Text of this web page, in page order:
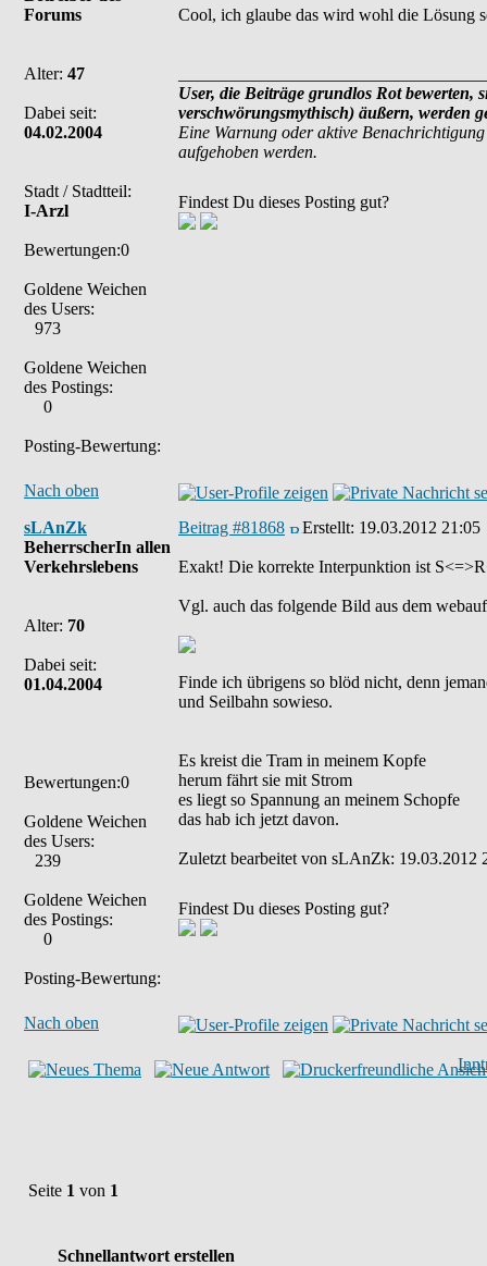
Forums
Alter: 47
Dabei seit:
04.02.2004
Stadt / Stadtteil:
I-Arzl
Bewertungen:0
Goldene Weichen
des Users:
973
Goldene Weichen
des Postings:
0
Posting-Bewertung:
Cool, ich glaube das wird wohl die Lösung
User, die Beiträge grundlos Rot bewerten,
verschwörungsmythisch) äußern, werden
Eine Warnung oder aktive
aufgehoben werden.
Findest Du dieses Posting gut?
Nach oben
sLAnZk
BeherrscherIn allen
Verkehrslebens
Alter: 70
Dabei seit:
01.04.2004
Bewertungen:0
Goldene Weichen
des Users:
239
Goldene Weichen
des Postings:
0
Posting-Bewertung:
Beitrag #81868 Erstellt: 19.03.2012 21:05
Exakt! Die korrekte Interpunktion ist
Vgl. auch das folgende Bild aus dem
Finde ich übrigens so blöd nicht, denn
und Seilbahn sowieso.
Es kreist die Tram in meinem Kopfe
herum fährt sie mit Strom
es liegt so Spannung an meinem Schopfe
das hab ich jetzt davon.
Zuletzt bearbeitet von sLAnZk: 19.03.2012
Findest Du dieses Posting gut?
Nach oben
Seite 1 von 1
Schnellantwort erstellen